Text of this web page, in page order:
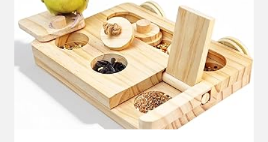
MIT
BUNTEN
WURFRINGEN
INTERAKTIVES
INTELLIGENZSPIELZEU…